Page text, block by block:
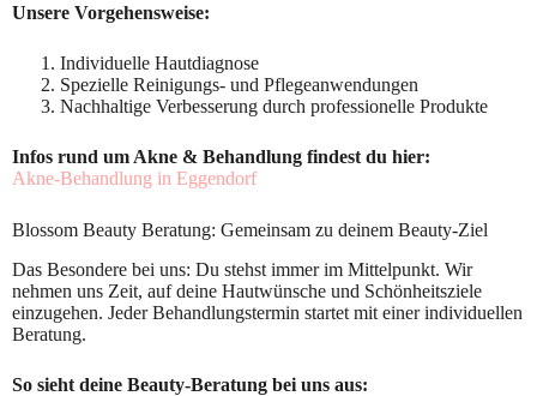
Unsere Vorgehensweise:
Individuelle Hautdiagnose
Spezielle Reinigungs- und Pflegeanwendungen
Nachhaltige Verbesserung durch professionelle Produkte
Infos rund um Akne & Behandlung findest du hier:
Akne-Behandlung in Eggendorf
Blossom Beauty Beratung: Gemeinsam zu deinem Beauty-Ziel
Das Besondere bei uns: Du stehst immer im Mittelpunkt. Wir
nehmen uns Zeit, auf deine Hautwünsche und Schönheitsziele
einzugehen. Jeder Behandlungstermin startet mit einer individuellen
Beratung.
So sieht deine Beauty-Beratung bei uns aus: